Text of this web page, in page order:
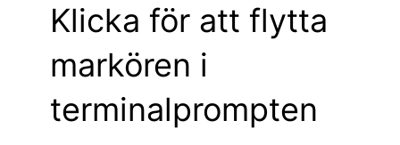
Klicka för att flytta
markören i
terminalprompten